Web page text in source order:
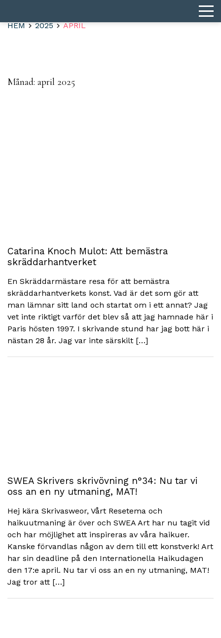
HEM 2025 APRIL
Månad: april 2025
Catarina Knoch Mulot: Att bemästra
skräddarhantverket
En Skräddarmästare resa för att bemästra
skräddarhantverkets konst. Vad är det som gör att
man lämnar sitt land och startat om i ett annat? Jag
vet inte riktigt varför det blev så att jag hamnade här i
Paris hösten 1997. I skrivande stund har jag bott här i
nästan 28 år. Jag var inte särskilt […]
SWEA Skrivers skrivövning n°34: Nu tar vi
oss an en ny utmaning, MAT!
Hej kära Skrivasweor, Vårt Resetema och
haikuutmaning är över och SWEA Art har nu tagit vid
och har möjlighet att inspireras av våra haikuer.
Kanske förvandlas någon av dem till ett konstverk! Art
har sin deadline på den Internationella Haikudagen
den 17:e april. Nu tar vi oss an en ny utmaning, MAT!
Jag tror att […]